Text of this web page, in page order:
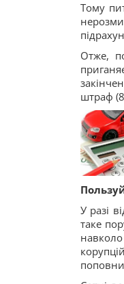
Тому
Отже,
штраф
У разі
таке